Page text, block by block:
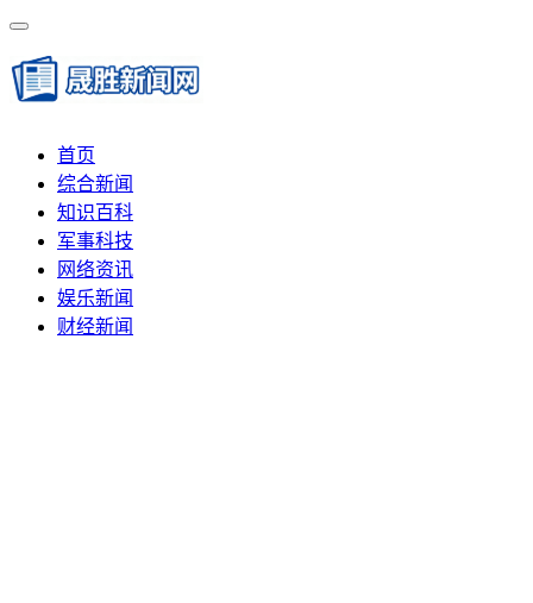
首页
综合新闻
知识百科
军事科技
网络资讯
娱乐新闻
财经新闻